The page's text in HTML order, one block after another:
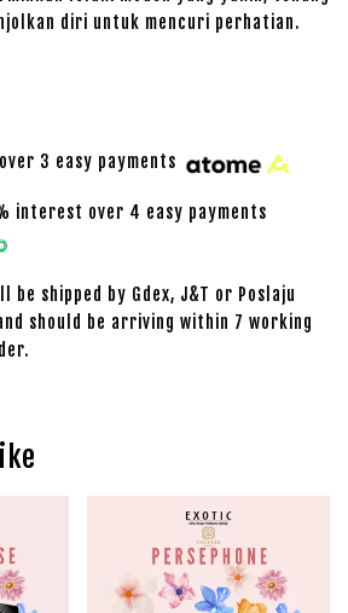
diri untuk mencuri perhatian.
3 easy payments
interest over 4 easy payments
shipped by Gdex, J&T or Poslaju
should be arriving within 7 working